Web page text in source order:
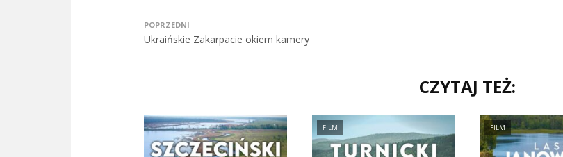
POPRZEDNI
Ukraińskie Zakarpacie okiem kamery
CZYTAJ TEŻ:
FILM FILM